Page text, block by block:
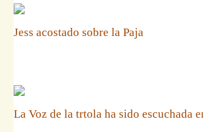
Jess acostado sobre la Paja
La Voz de la trtola ha sido escuchada